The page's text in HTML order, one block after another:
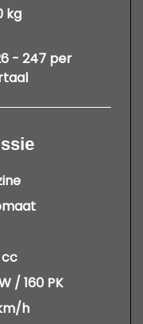
kg
- 247 per
cc
/ 160 PK
h